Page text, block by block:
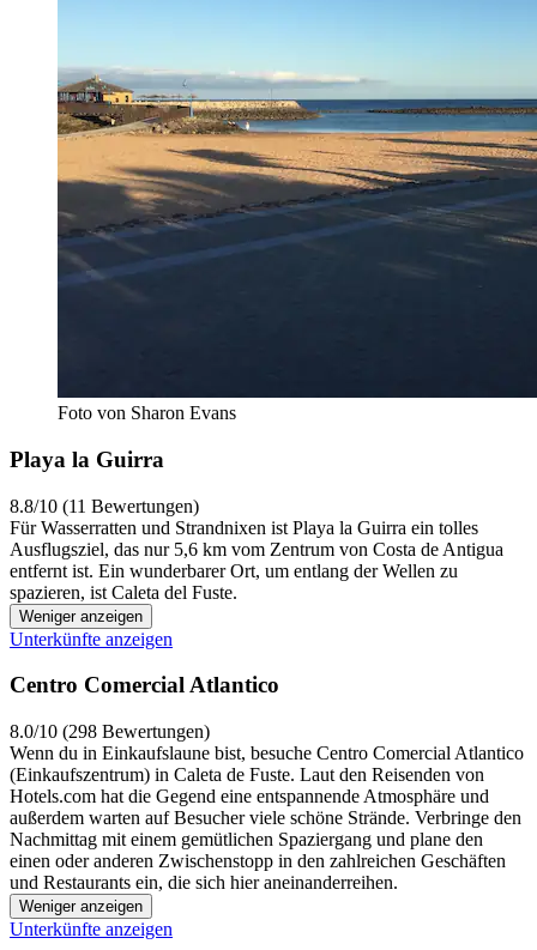
Foto von Sharon Evans
Playa la Guirra
8.8/10 (11 Bewertungen)
Für Wasserratten und Strandnixen ist Playa la Guirra ein tolles
Ausflugsziel, das nur 5,6 km vom Zentrum von Costa de Antigua
entfernt ist. Ein wunderbarer Ort, um entlang der Wellen zu
spazieren, ist Caleta del Fuste.
Weniger anzeigen
Unterkünfte anzeigen
Centro Comercial Atlantico
8.0/10 (298 Bewertungen)
Wenn du in Einkaufslaune bist, besuche Centro Comercial Atlantico
(Einkaufszentrum) in Caleta de Fuste. Laut den Reisenden von
Hotels.com hat die Gegend eine entspannende Atmosphäre und
außerdem warten auf Besucher viele schöne Strände. Verbringe den
Nachmittag mit einem gemütlichen Spaziergang und plane den
einen oder anderen Zwischenstopp in den zahlreichen Geschäften
und Restaurants ein, die sich hier aneinanderreihen.
Weniger anzeigen
Unterkünfte anzeigen